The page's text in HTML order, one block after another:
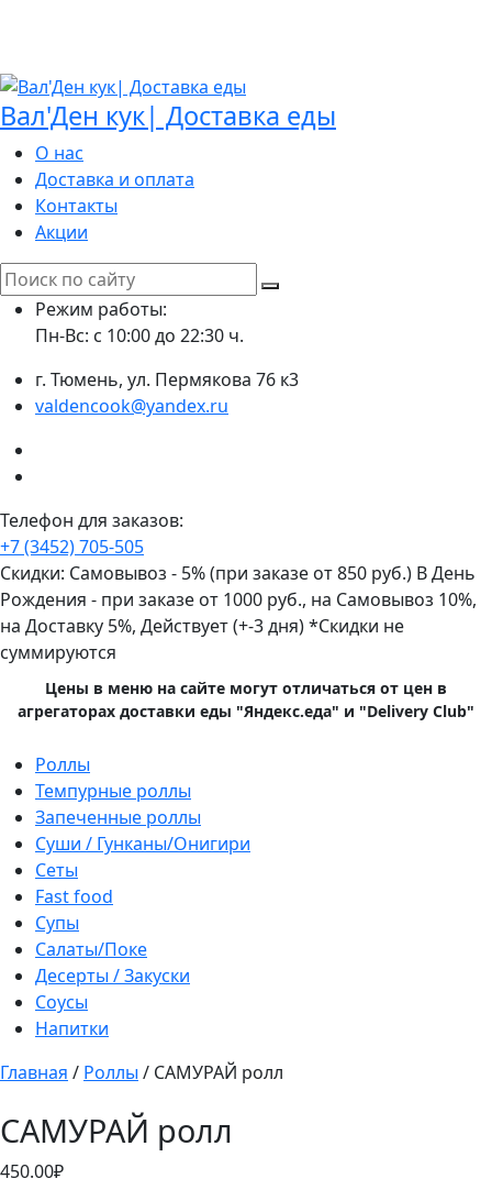
Вал'Ден кук| Доставка еды
О нас
Доставка и оплата
Контакты
Акции
Search
for: Режим работы:
Пн-Вс: с 10:00 до 22:30 ч.
г. Тюмень, ул. Пермякова 76 к3
valdencook@yandex.ru
Телефон для заказов:
+7 (3452)705-505
Скидки: Самовывоз - 5% (при заказе от 850 руб.) В День
Рождения - при заказе от 1000 руб., на Самовывоз 10%,
на Доставку 5%, Действует (+-3 дня)*Скидки не
суммируются
Цены в меню на сайте могут отличаться от цен в
агрегаторах доставки еды "Яндекс.еда" и "Delivery Club"
Primary
Menu
Роллы
Темпурные роллы
Запеченные роллы
Суши / Гунканы/Онигири
Сеты
Fast food
Супы
Салаты/Поке
Десерты / Закуски
Соусы
Напитки
Главная / Роллы / САМУРАЙ ролл
САМУРАЙ ролл
450.00₽